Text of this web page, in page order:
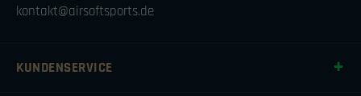
kontakt@airsoftsports.de
KUNDENSERVICE